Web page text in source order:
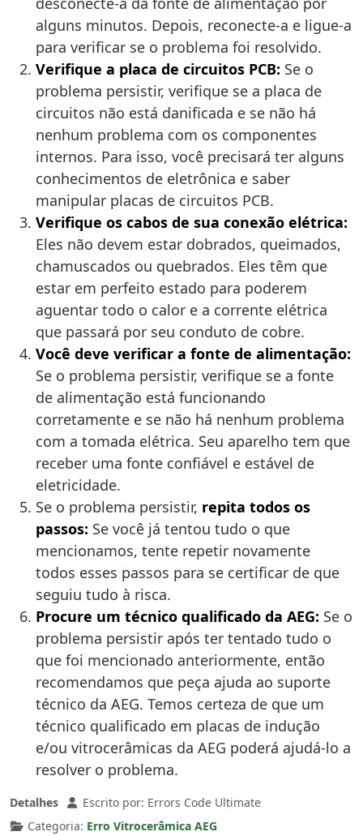
alguns minutos. Depois, reconecte-a e ligue-a
para verificar se o problema foi resolvido.
Verifique a placa de circuitos PCB: Se o
problema persistir, verifique se a placa de
circuitos não está danificada e se não há
nenhum problema com os componentes
internos. Para isso, você precisará ter alguns
conhecimentos de eletrônica e saber
manipular placas de circuitos PCB.
Verifique os cabos de sua conexão elétrica:
Eles não devem estar dobrados, queimados,
chamuscados ou quebrados. Eles têm que
estar em perfeito estado para poderem
aguentar todo o calor e a corrente elétrica
que passará por seu conduto de cobre.
Você deve verificar a fonte de alimentação:
Se o problema persistir, verifique se a fonte
de alimentação está funcionando
corretamente e se não há nenhum problema
com a tomada elétrica. Seu aparelho tem que
receber uma fonte confiável e estável de
eletricidade.
Se o problema persistir, repita todos os
passos: Se você já tentou tudo o que
mencionamos, tente repetir novamente
todos esses passos para se certificar de que
seguiu tudo à risca.
Procure um técnico qualificado da AEG: Se o
problema persistir após ter tentado tudo o
que foi mencionado anteriormente, então
recomendamos que peça ajuda ao suporte
técnico da AEG. Temos certeza de que um
técnico qualificado em placas de indução
e/ou vitrocerâmicas da AEG poderá ajudá-lo a
resolver o problema.
Detalhes Escrito por: Errors Code Ultimate
Categoria: Erro Vitrocerâmica AEG